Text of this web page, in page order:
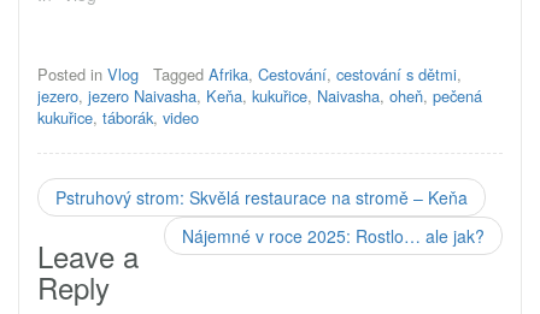
Posted in Vlog Tagged Afrika, Cestování, cestování s dětmi,
jezero, jezero Naivasha, Keňa, kukuřice, Naivasha, oheň, pečená
kukuřice, táborák, video
Pstruhový strom: Skvělá restaurace na stromě – Keňa
Nájemné v roce 2025: Rostlo… ale jak?
Leave a
Reply